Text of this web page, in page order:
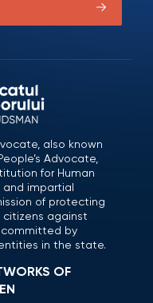
also known
Advocate,
for Human
impartial
of protecting
against
committed by
in the state.
OF